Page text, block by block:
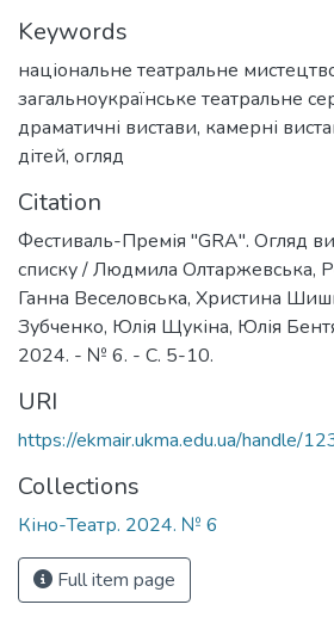
Keywords
національне театральне
загальноукраїнське театральне
драматичні вистави, камерні
дітей, огляд
Citation
Фестиваль-Премія "GRA". Огляд
списку / Людмила Олтаржевська,
Ганна Веселовська, Христина
Зубченко, Юлія Щукіна, Юлія
2024. - № 6. - С. 5-10.
URI
https://ekmair.ukma.edu.ua/handle/
Collections
Кіно-Театр. 2024. № 6
Full item page